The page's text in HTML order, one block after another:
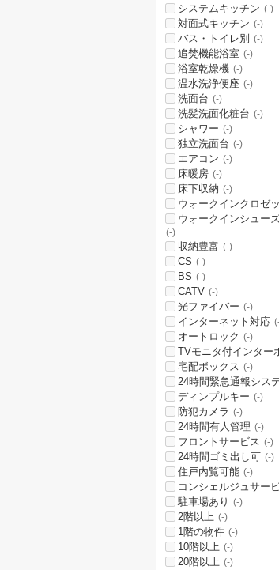
システムキッチン (-)
対面式キッチン (-)
バス・トイレ別 (-)
追焚機能浴室 (-)
浴室乾燥機 (-)
温水洗浄便座 (-)
洗面台 (-)
洗髪洗面化粧台 (-)
シャワー (-)
独立洗面台 (-)
エアコン (-)
床暖房 (-)
床下収納 (-)
ウォークインクロゼ
ウォークインシュー
(-)
収納豊富 (-)
CS (-)
BS (-)
CATV (-)
光ファイバー (-)
インターネット対応
オートロック (-)
TVモニタ付インター
宅配ボックス (-)
24時間緊急通報シス
ディンプルキー (-)
防犯カメラ (-)
24時間有人管理 (-)
フロントサービス (-)
24時間ゴミ出し可 (-)
住戸内覧可能 (-)
コンシェルジュサー
駐車場あり (-)
2階以上 (-)
1階の物件 (-)
10階以上 (-)
20階以上 (-)